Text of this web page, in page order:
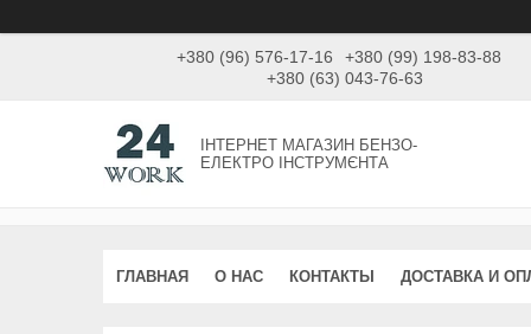
+380 (96) 576-17-16
+380 (99) 198-83-88
+380 (63) 043-76-63
ІНТЕРНЕТ МАГАЗИН БЕНЗО-
ЕЛЕКТРО ІНСТРУМЄНТА
ГЛАВНАЯ О НАС КОНТАКТЫ ДОСТАВКА И